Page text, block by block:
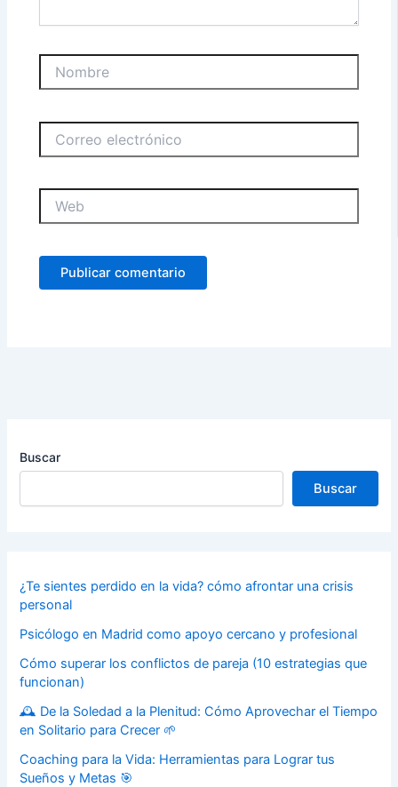
electrónico
Buscar
Buscar
¿Te sientes perdido en la vida? cómo afrontar una crisis
personal
Psicólogo en Madrid como apoyo cercano y profesional
Cómo superar los conflictos de pareja (10 estrategias que
funcionan)
🕰️ De la Soledad a la Plenitud: Cómo Aprovechar el Tiempo
en Solitario para Crecer 🌱
Coaching para la Vida: Herramientas para Lograr tus
Sueños y Metas 🎯